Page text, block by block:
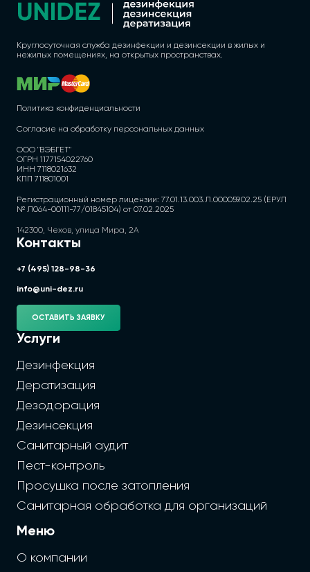
Круглосуточная служба дезинфекции и дезинсекции в жилых и
нежилых помещениях, на открытых пространствах.
Политика конфиденциальности
Согласие на обработку персональных данных
ООО "ВЭБГЕТ"
ОГРН 1177154022760
ИНН 7118021632
КПП 711801001
Регистрационный номер лицензии: 77.01.13.003.Л.000059.02.25 (ЕРУЛ
№ Л064-00111-77/01845104) от 07.02.2025
142300, Чехов, улица Мира, 2А
Контакты
+7 (495) 128-98-36
info@uni-dez.ru
ОСТАВИТЬ ЗАЯВКУ
Услуги
Дезинфекция
Дератизация
Дезодорация
Дезинсекция
Санитарный аудит
Пест-контроль
Просушка после затопления
Санитарная обработка для организаций
Меню
О компании